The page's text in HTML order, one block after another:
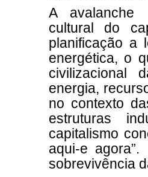
A avalanche
cultural do
planificação a
energética, o
civilizacional
energia,
no contexto
estruturas
capitalismo
aqui-e
sobrevivência